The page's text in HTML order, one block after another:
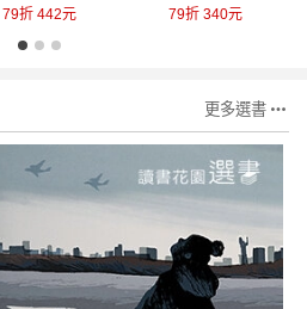
79折 442元
一點，成就更多
79折 340元
更多選書